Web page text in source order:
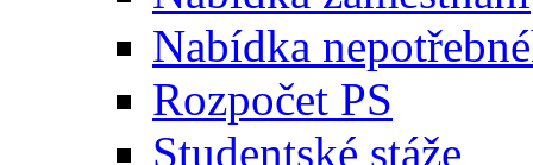
Nabídka
Rozpočet PS
Studentské stáže